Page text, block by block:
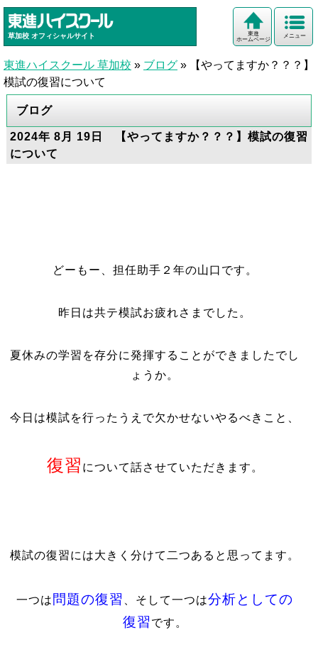
草加校 オフィシャルサイト メニュー
東進
ホームページ
東進ハイスクール 草加校 » ブログ »
【やってますか？？？】
模試の復習について
ブログ
2024年 8月 19日 【やってますか？？？】模試の復習
について
どーもー、担任助手２年の山口です。
昨日は共テ模試お疲れさまでした。
夏休みの学習を存分に発揮することができましたでし
ょうか。
今日は模試を行ったうえで欠かせないやるべきこと、
復習 について話させていただきます。
模試の復習には大きく分けて二つあると思ってます。
一つは 問題の復習 、そして一つは分析としての
復習 です。